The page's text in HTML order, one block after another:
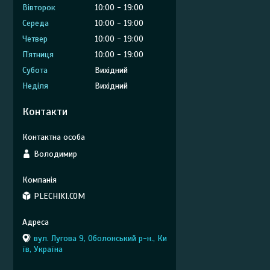
Вівторок 10:00
19:00
Середа
10:00
19:00
Четвер
10:00
19:00
Пʼятниця
10:00
19:00
Субота
Вихідний
Неділя
Вихідний
Контакти
Володимир
PLECHIKI.COM
вул. Лугова 9, Оболонський р-н., Ки
їв, Україна